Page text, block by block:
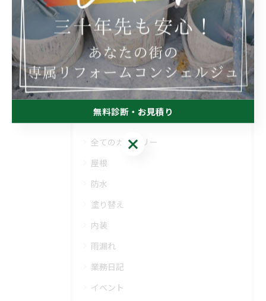
業務日記
< 前のページ 一覧に戻る 次のページ >
カテゴリー Categories
全てのカテゴリー
屋根
防水
塗り替え
内装
雨漏れ
業務日記
イベント
無料診断・お見積り
無料診断・お見積り